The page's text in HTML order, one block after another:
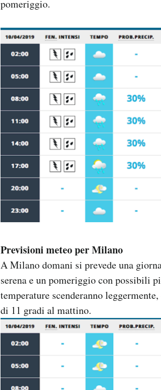
pomeriggio.
Previsioni meteo per Milano
A Milano domani si prevede una
serena e un pomeriggio con possibili
temperature scenderanno
di 11 gradi al mattino.